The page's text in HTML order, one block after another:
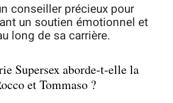
conseiller précieux pour
un soutien émotionnel et
long de sa carrière.
Supersex aborde-t-elle la
et Tommaso ?